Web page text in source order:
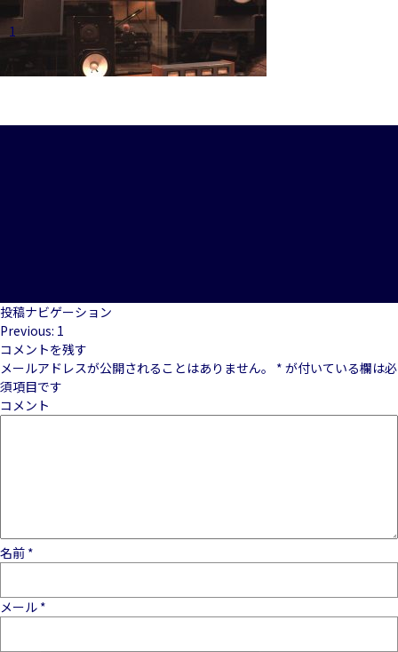
1
投稿ナビゲーション
Previous: 1
コメントを残す
メールアドレスが公開されることはありません。
* が付いている欄は必
須項目です
コメント
名前 *
メール *